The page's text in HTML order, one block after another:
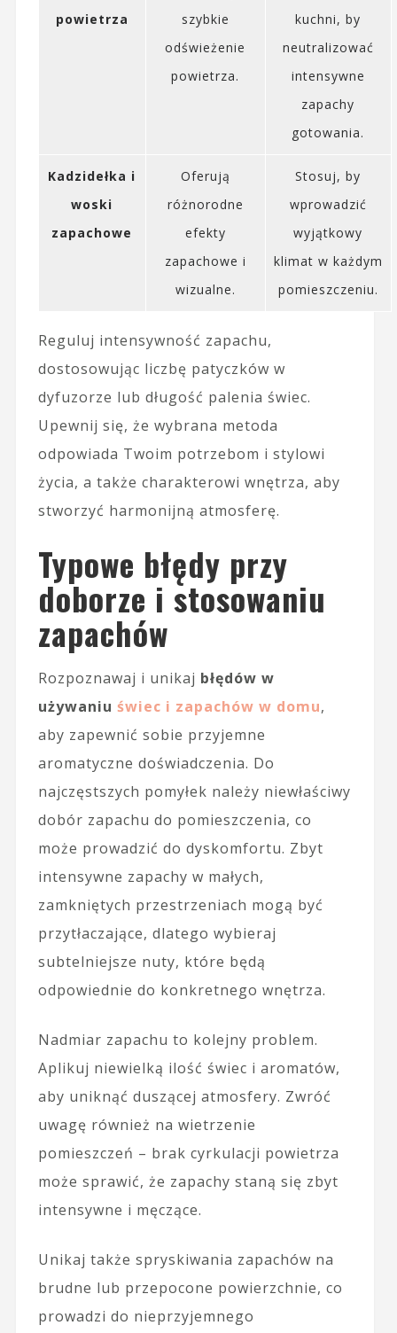
powietrza
szybkie
odświeżenie
powietrza.
kuchni, by
neutralizować
intensywne
zapachy
gotowania.
Kadzidełka i
woski
zapachowe
Oferują
różnorodne
efekty
zapachowe i
wizualne.
Stosuj, by
wprowadzić
wyjątkowy
klimat w każdym
pomieszczeniu.
Reguluj intensywność zapachu,
dostosowując liczbę patyczków w
dyfuzorze lub długość palenia świec.
Upewnij się, że wybrana metoda
odpowiada Twoim potrzebom i stylowi
życia, a także charakterowi wnętrza, aby
stworzyć harmonijną atmosferę.
Typowe błędy przy
doborze i stosowaniu
zapachów
Rozpoznawaj i unikaj błędów w
używaniu świec i zapachów w domu,
aby zapewnić sobie przyjemne
aromatyczne doświadczenia. Do
najczęstszych pomyłek należy niewłaściwy
dobór zapachu do pomieszczenia, co
może prowadzić do dyskomfortu. Zbyt
intensywne zapachy w małych,
zamkniętych przestrzeniach mogą być
przytłaczające, dlatego wybieraj
subtelniejsze nuty, które będą
odpowiednie do konkretnego wnętrza.
Nadmiar zapachu to kolejny problem.
Aplikuj niewielką ilość świec i aromatów,
aby uniknąć duszącej atmosfery. Zwróć
uwagę również na wietrzenie
pomieszczeń – brak cyrkulacji powietrza
może sprawić, że zapachy staną się zbyt
intensywne i męczące.
Unikaj także spryskiwania zapachów na
brudne lub przepocone powierzchnie, co
prowadzi do nieprzyjemnego